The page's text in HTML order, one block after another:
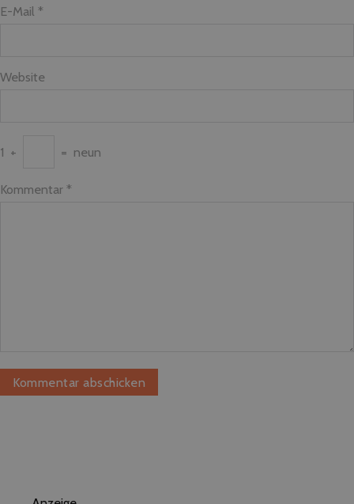
E-Mail *
Website
1 + = neun
Kommentar *